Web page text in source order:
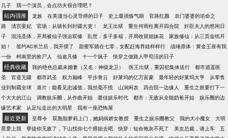
儿子
我一个演员，会点功夫很合理吧？
站内强推 龙族 在美漫当心灵导师的日子 史上最强炼气期 官路红颜
农门婆婆的诰命之
路
清宫妾妃 官场：从镇长到封疆大吏！ 龙王出狱 重生何雨柱离开四合院
奸臣夫人的悠闲日
子
混沌圣体，开局被仙子强迫双修 乱世：多子多福，开局收留姐妹花
家族修仙：从三页金纸开
始！
签约AC米兰后，我开摆了 甜蜜军婚在七零，女配赶海养娃样样行
战锤原体：黄金王座有我
一份
柯南里的捡尸人 仙途凡修 十一个疯子 快穿之做路人甲苟活的日子
经典收藏 我的绝色总裁未婚妻（又名：神级龙卫） 医王出狱，重囚犯集体送行
都市逍遥医
圣
官道无疆 都市武圣 权力巅峰 平步青云 好莱坞的亿万富豪 最年轻的好莱坞大亨
从零售
业到制霸全球
港片：能看见忠诚值，我丝毫不慌 山涧闲农 四合院一边缘人
重生之朕要打下一
个大大的江山
调教娱乐圈，从作曲开始 最佳娱乐时代 都市：无敌从全能奶爸开始
娱乐圈的边
缘艺术家
从足坛走出的大明星 我有一座恐怖屋
最近更新 至尊令 双胞胎萝莉上门，她妈病娇女教授 重生之娱乐圈教父 我的大小魔女
大明
星爱上我
孽徒你无敌了，下山找你七个师姐去吧 快穿：短命炮灰不死了 美女总裁，请上车
五